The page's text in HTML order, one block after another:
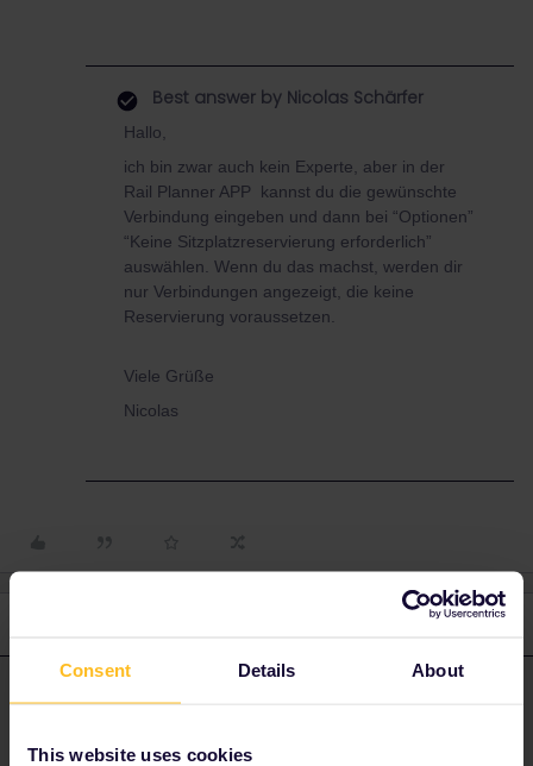
Consent Details About
This website uses cookies
Best answer by Nicolas Schärfer
Hallo,
ich bin zwar auch kein Experte, aber in der
Rail Planner APP kannst du die gewünschte
Verbindung eingeben und dann bei “Optionen”
“Keine Sitzplatzreservierung erforderlich”
auswählen. Wenn du das machst, werden dir
nur Verbindungen angezeigt, die keine
Reservierung voraussetzen.
Viele Grüße
Nicolas
Oldest first
Nicolas Schärfer